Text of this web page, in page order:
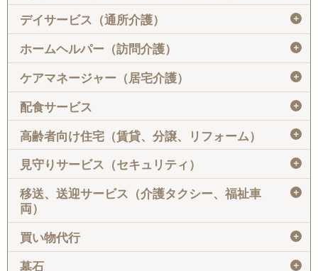
デイサービス（通所介護） ＋
ホームヘルパー（訪問介護） ＋
ケアマネージャー（居宅介護） ＋
配食サービス ＋
高齢者向け住宅（賃貸、分譲、リフォーム） ＋
見守りサービス（セキュリティ） ＋
移送、送迎サービス（介護タクシー、福祉車
両）
＋
買い物代行 ＋
墓石 ＋